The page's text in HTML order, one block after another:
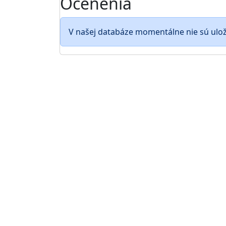
V našej databáze momentálne nie sú